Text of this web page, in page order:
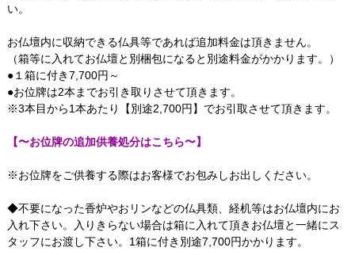
い。
お仏壇内に収納できる仏具等であれば追加料金は頂きません。
（箱等に入れてお仏壇と別梱包になると別途料金がかかります。）
●１箱に付き7,700円～
●お位牌は2本までお引き取りさせて頂きます。
※3本目から1本あたり【別途2,700円】でお引取させて頂きます。
【〜お位牌の追加供養処分はこちら〜】
※お位牌をご供養する際はお客様でお包みしお出しください。
◆不要になった香炉やおリンなどの仏具類、経机等はお仏壇内にお
入れ下さい。入りきらない場合は箱に入れて頂きお仏壇と一緒にス
タッフにお渡し下さい。1箱に付き別途7,700円かかります。